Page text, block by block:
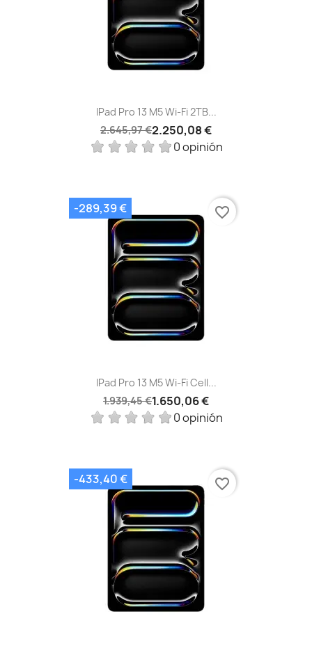
IPad Pro 13 M5 Wi‑Fi 2TB...
2.645,97 €2.250,08 €
0 opinión
IPad Pro 13 M5 Wi‑Fi Cell...
1.939,45 €1.650,06 €
0 opinión
-289,39 € favorite_border
-433,40 € favorite_border